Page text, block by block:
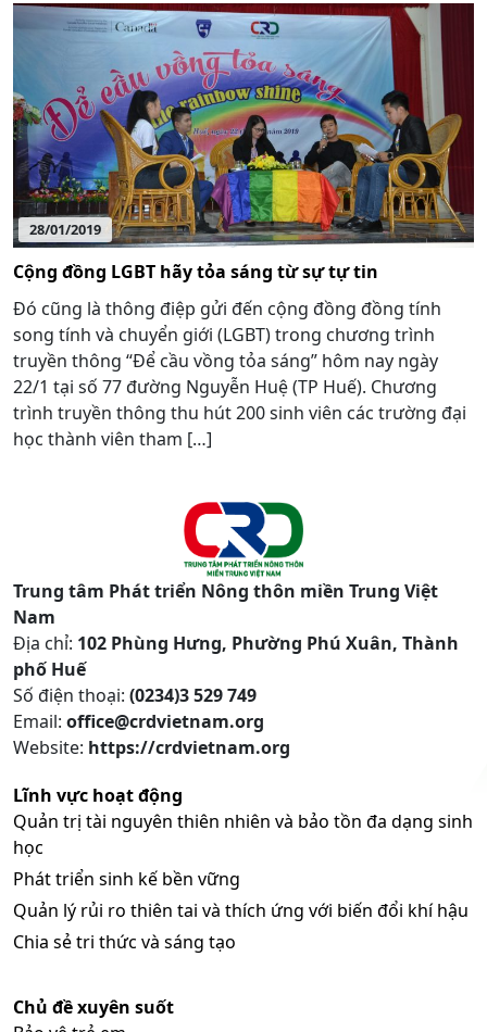
28/01/2019
Cộng đồng LGBT hãy tỏa sáng từ sự tự tin
Đó cũng là thông điệp gửi đến cộng đồng đồng tính
song tính và chuyển giới (LGBT) trong chương trình
truyền thông “Để cầu vồng tỏa sáng” hôm nay ngày
22/1 tại số 77 đường Nguyễn Huệ (TP Huế). Chương
trình truyền thông thu hút 200 sinh viên các trường đại
học thành viên tham […]
Trung tâm Phát triển Nông thôn miền Trung Việt
Nam
Địa chỉ: 102 Phùng Hưng, Phường Phú Xuân, Thành
phố Huế
Số điện thoại: (0234)3 529 749
Email: office@crdvietnam.org
Website: https://crdvietnam.org
Lĩnh vực hoạt động
Quản trị tài nguyên thiên nhiên và bảo tồn đa dạng sinh
học
Phát triển sinh kế bền vững
Quản lý rủi ro thiên tai và thích ứng với biến đổi khí hậu
Chia sẻ tri thức và sáng tạo
Chủ đề xuyên suốt